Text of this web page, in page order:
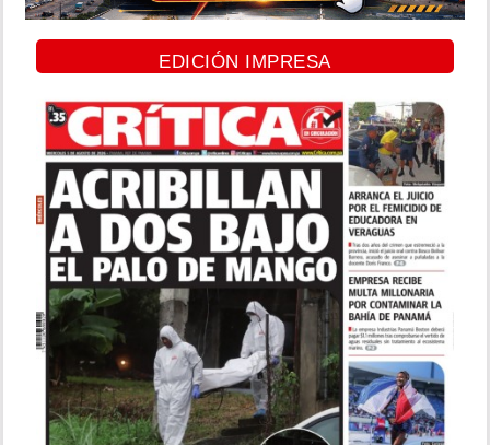
EDICIÓN IMPRESA